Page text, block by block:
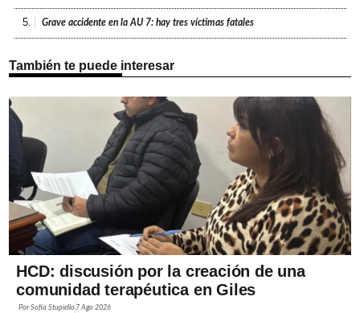
5. Grave accidente en la AU 7: hay tres víctimas fatales
También te puede interesar
HCD: discusión por la creación de una
comunidad terapéutica en Giles
PorSofía Stupiello 7 Ago 2026